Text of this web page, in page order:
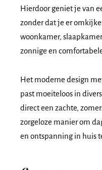
Hierdoor geniet je van
zonder dat je er
woonkamer,
zonnige en
Het moderne design
past moeiteloos in
direct een zachte,
zorgeloze manier om
en ontspanning in huis